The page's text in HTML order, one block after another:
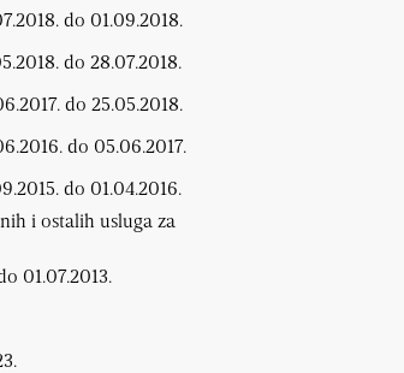
do 01.09.2018.
do 28.07.2018.
do 25.05.2018.
do 05.06.2017.
do 01.04.2016.
i ostalih usluga za
01.07.2013.